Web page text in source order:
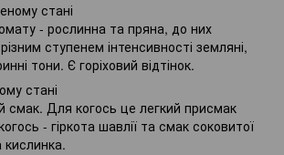
стані
- рослинна та пряна, до них
ступенем інтенсивності земляні,
тони. Є горіховий відтінок.
стані
смак. Для когось це легкий присмак
- гіркота шавлії та смак соковитої
кислинка.